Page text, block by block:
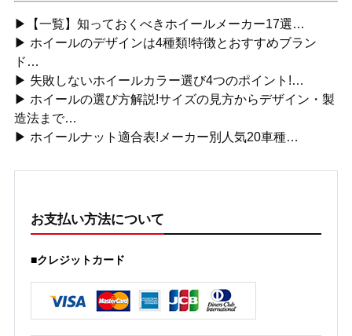
▶【一覧】知っておくべきホイールメーカー17選…
▶ ホイールのデザインは4種類!特徴とおすすめブラン
ド…
▶ 失敗しないホイールカラー選び4つのポイント!…
▶ ホイールの選び方解説!サイズの見方からデザイン・製
造法まで…
▶ ホイールナット適合表!メーカー別人気20車種…
お支払い方法について
■クレジットカード